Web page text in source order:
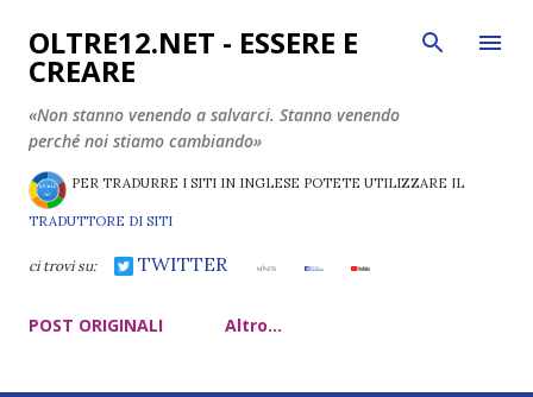
Passa ai contenuti principali
OLTRE12.NET - ESSERE E
CREARE
«Non stanno venendo a salvarci. Stanno venendo
perché noi stiamo cambiando»
PER TRADURRE I SITI IN INGLESE POTETE UTILIZZARE IL
TRADUTTORE DI SITI
ci trovi su: TWITTER
POST ORIGINALI Altro…